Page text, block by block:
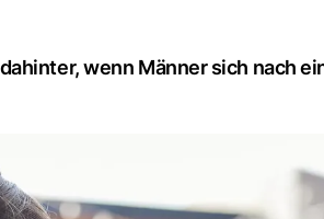
wenn Männer sich nach